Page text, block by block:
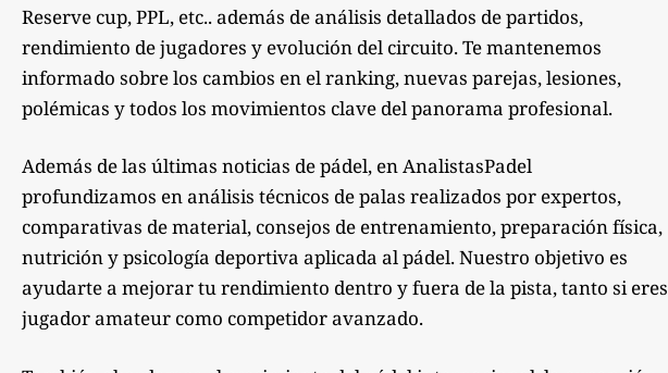
Reserve cup, PPL, etc.. además de análisis detallados de partidos,
rendimiento de jugadores y evolución del circuito. Te mantenemos
informado sobre los cambios en el ranking, nuevas parejas, lesiones,
polémicas y todos los movimientos clave del panorama profesional.
Además de las últimas noticias de pádel, en AnalistasPadel
profundizamos en análisis técnicos de palas realizados por expertos,
comparativas de material, consejos de entrenamiento, preparación física,
nutrición y psicología deportiva aplicada al pádel. Nuestro objetivo es
ayudarte a mejorar tu rendimiento dentro y fuera de la pista, tanto si eres
jugador amateur como competidor avanzado.